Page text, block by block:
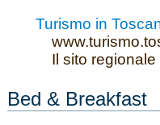
Turismo in
Il sito
Bed & Breakfast